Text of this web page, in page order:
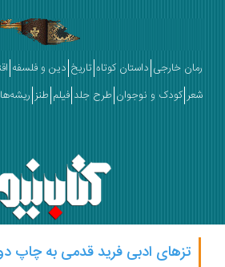
رمان خارجی داستان کوتاه تاریخ دین و فلسفه
شعر کودک و نوجوان طرح جلد فیلم طنز ریشه‌ها
تزهای ادبی فرید قدمی به چاپ